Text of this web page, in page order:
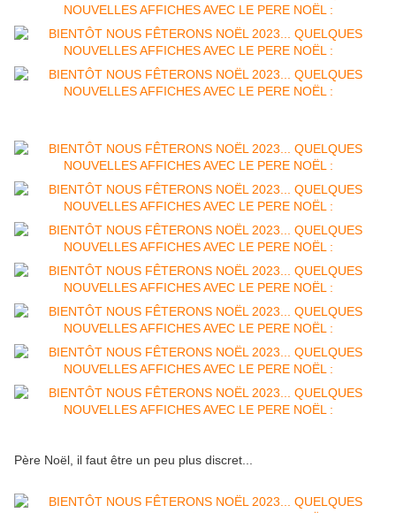
Père Noël, il faut être un peu plus discret...